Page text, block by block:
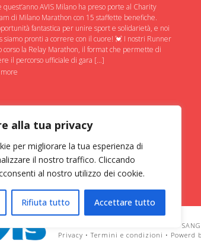
alla tua privacy
per migliorare la tua esperienza di
il nostro traffico. Cliccando
al nostro utilizzo dei cookie.
Rifiuta tutto Accettare tutto
quest’anno AVIS Milano ha preso porte al Charity
di Milano Marathon con 15 staffette benefiche.
fantastica per unire sport e solidarietà, e noi
siamo pronti a correre con il cuore! 💓 I nostri Runner
corso la Relay Marathon, il format che permette di
il percorso ufficiale di gara […]
ASSOCIAZIONE VOLONTARI ITALIANI
Privacy •Termini e condizioni • Powerd